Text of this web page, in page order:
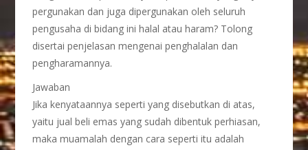
pergunakan dan juga dipergunakan oleh seluruh
pengusaha di bidang ini halal atau haram? Tolong
disertai penjelasan mengenai penghalalan dan
pengharamannya.
Jawaban
Jika kenyataannya seperti yang disebutkan di atas,
yaitu jual beli emas yang sudah dibentuk perhiasan,
maka muamalah dengan cara seperti itu adalah